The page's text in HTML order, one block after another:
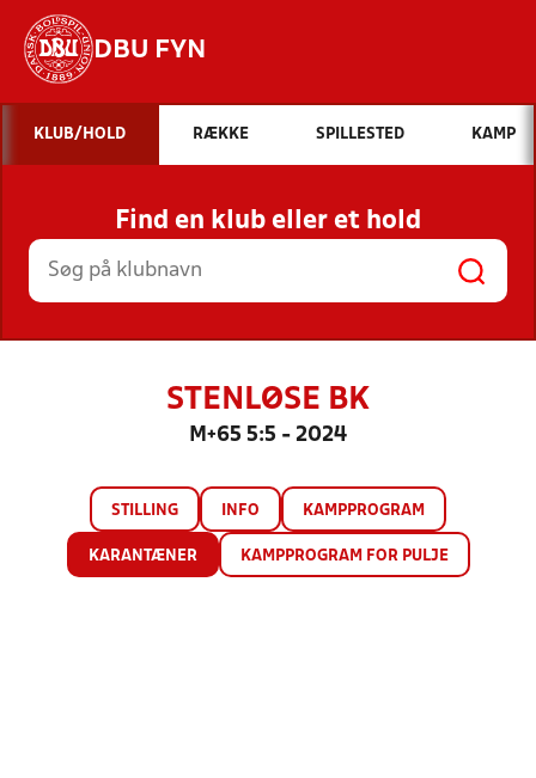
DBU FYN
Hvad vil du søge efter?
INDHOLD OG NYHEDER
STILLINGER, RESULTATER, KLUBBER OG
HOLD
KLUB/HOLD RÆKKE SPILLESTED KAMP
Find en klub eller et hold
STENLØSE BK
M+65 5:5 - 2024
STILLING INFO KAMPPROGRAM
KARANTÆNER KAMPPROGRAM FOR PULJE